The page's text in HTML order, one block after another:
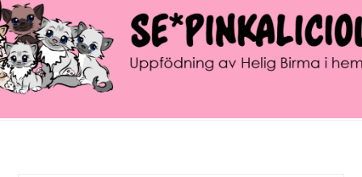
innehåll
SE*PINKALICIOUS
VÄLKOMMEN TILL VÅR LILLA KATTERIA!